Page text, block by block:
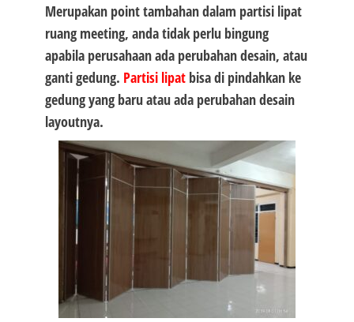
Merupakan point tambahan dalam partisi lipat
ruang meeting, anda tidak perlu bingung
apabila perusahaan ada perubahan desain, atau
ganti gedung. Partisi lipatbisa di pindahkan ke
gedung yang baru atau ada perubahan desain
layoutnya.